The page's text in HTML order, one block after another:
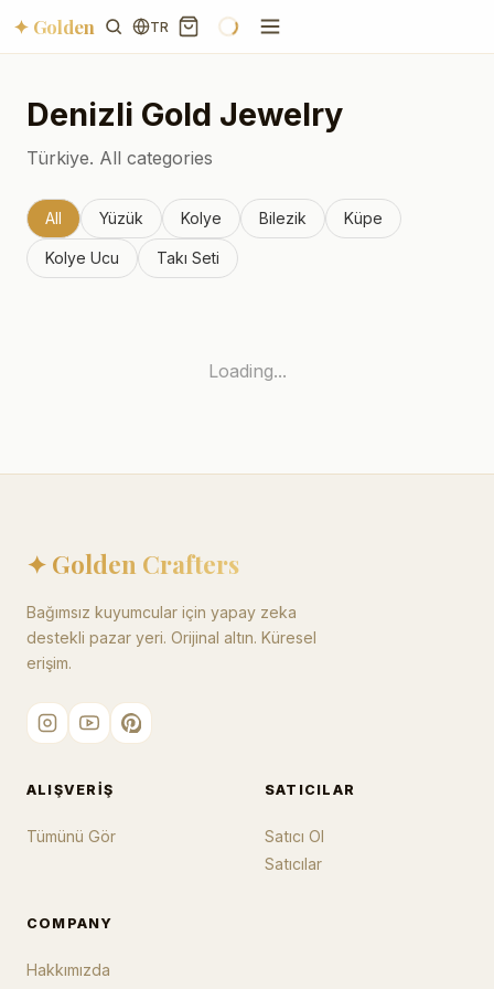
✦ Golden TR
Denizli Gold Jewelry
Türkiye. All categories
All Yüzük Kolye Bilezik Küpe
Kolye Ucu Takı Seti
Loading...
✦ Golden Crafters
Bağımsız kuyumcular için yapay zeka
destekli pazar yeri. Orijinal altın. Küresel
erişim.
ALIŞVERIŞ
Tümünü Gör
SATICILAR
Satıcı Ol
Satıcılar
COMPANY
Hakkımızda